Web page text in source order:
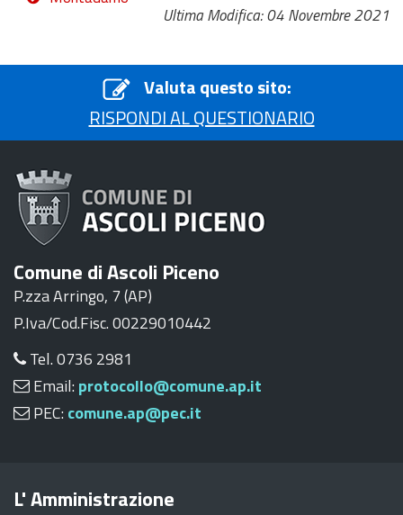
Ultima Modifica: 04 Novembre 2021
Valuta questo sito:
RISPONDI AL QUESTIONARIO
Comune di Ascoli Piceno
P.zza Arringo, 7 (AP)
P.Iva/Cod.Fisc. 00229010442
Tel. 0736 2981
Email: protocollo@comune.ap.it
PEC: comune.ap@pec.it
L' Amministrazione